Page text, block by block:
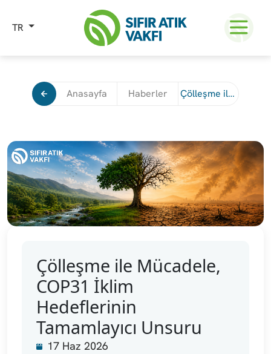
TR
Anasayfa Haberler Çölleşme ile Mücadele, COP31 İklim Hedeflerinin Tamamlayıcı Unsuru
Çölleşme ile Mücadele,
COP31 İklim
Hedeflerinin
Tamamlayıcı Unsuru
17 Haz 2026